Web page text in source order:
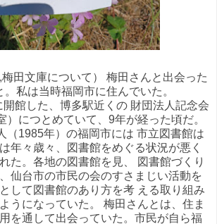
梅田文庫について） 梅田さんと出会った
私は当時福岡市に住んでいた。
館した、博多駅近くの 財団法人記念会
）につとめていて、9年が経った頃だ。
（1985年）の福岡市には 市立図書館は
年々歳々、図書館をめぐる状況が悪く
た。各地の図書館を見、 図書館づくり
仙台市の市民の会のすさまじい活動を
して図書館のあり方を考 える取り組み
うになっていた。 梅田さんとは、住ま
を通して出会っていた。市民が自ら福